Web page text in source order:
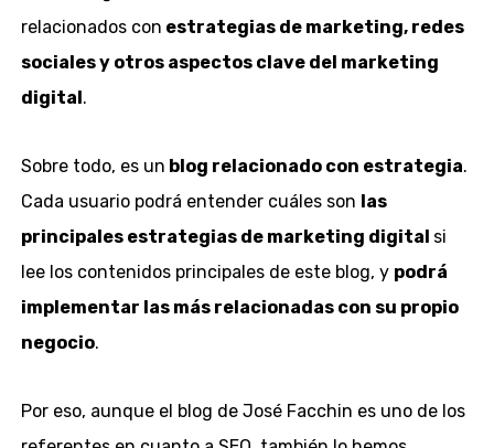
relacionados con estrategias de marketing, redes
sociales y otros aspectos clave del marketing
digital.
Sobre todo, es un blog relacionado con estrategia.
Cada usuario podrá entender cuáles son las
principales estrategias de marketing digital si
lee los contenidos principales de este blog, y podrá
implementar las más relacionadas con su propio
negocio.
Por eso, aunque el blog de José Facchin es uno de los